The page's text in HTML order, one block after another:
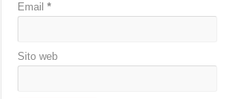
Email*
Sito web